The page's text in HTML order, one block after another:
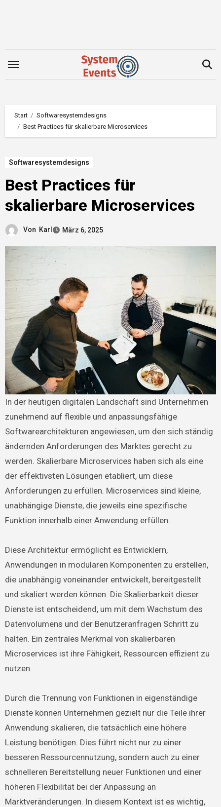
Start
Softwaresystemdesigns
Best Practices für skalierbare Microservices
Softwaresystemdesigns
Best Practices für
skalierbare Microservices
Von Karl März 6, 2025
In der heutigen digitalen Landschaft sind Unternehmen
zunehmend auf flexible und anpassungsfähige
Softwarearchitekturen angewiesen, um den sich ständig
ändernden Anforderungen des Marktes gerecht zu
werden. Skalierbare Microservices haben sich als eine
der effektivsten Lösungen etabliert, um diese
Anforderungen zu erfüllen. Microservices sind kleine,
unabhängige Dienste, die jeweils eine spezifische
Funktion innerhalb einer Anwendung erfüllen.
Diese Architektur ermöglicht es Entwicklern,
Anwendungen in modularen Komponenten zu erstellen,
die unabhängig voneinander entwickelt, bereitgestellt
und skaliert werden können. Die Skalierbarkeit dieser
Dienste ist entscheidend, um mit dem Wachstum des
Datenvolumens und der Benutzeranfragen Schritt zu
halten. Ein zentrales Merkmal von skalierbaren
Microservices ist ihre Fähigkeit, Ressourcen effizient zu
nutzen.
Durch die Trennung von Funktionen in eigenständige
Dienste können Unternehmen gezielt nur die Teile ihrer
Anwendung skalieren, die tatsächlich eine höhere
Leistung benötigen. Dies führt nicht nur zu einer
besseren Ressourcennutzung, sondern auch zu einer
schnelleren Bereitstellung neuer Funktionen und einer
höheren Flexibilität bei der Anpassung an
Marktveränderungen. In diesem Kontext ist es wichtig,